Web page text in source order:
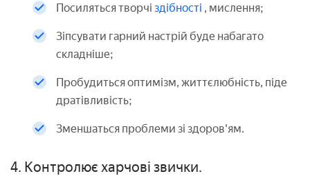
Посиляться творчі здібності , мислення;
Зіпсувати гарний настрій буде набагато
складніше;
Пробудиться оптимізм, життєлюбність, піде
дратівливість;
Зменшаться проблеми зі здоров'ям.
4. Контролює харчові звички.